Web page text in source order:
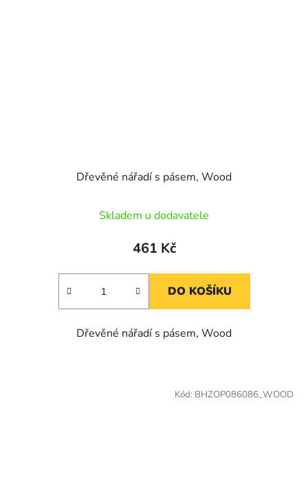
Dřevěné nářadí s pásem, Wood
Skladem u dodavatele
461 Kč
DO KOŠÍKU
Dřevěné nářadí s pásem, Wood
Kód: BHZOP086086_WOOD